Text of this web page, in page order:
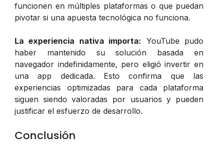
funcionen en múltiples plataformas o que puedan
pivotar si una apuesta tecnológica no funciona.
La experiencia nativa importa: YouTube pudo
haber mantenido su solución basada en
navegador indefinidamente, pero eligió invertir en
una app dedicada. Esto confirma que las
experiencias optimizadas para cada plataforma
siguen siendo valoradas por usuarios y pueden
justificar el esfuerzo de desarrollo.
Conclusión